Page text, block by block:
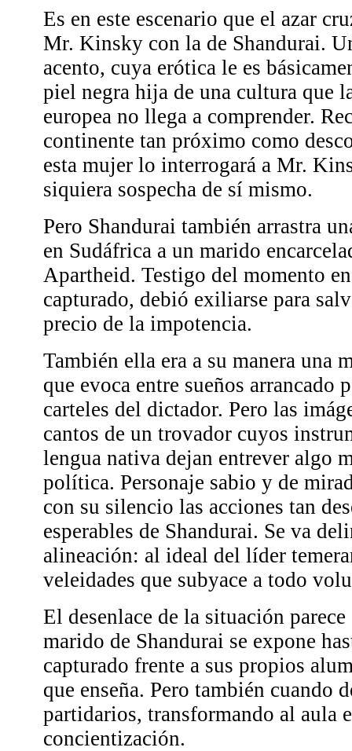
Es en este escenario que el azar
Mr. Kinsky con la de Shandurai.
acento, cuya erótica le es
piel negra hija de una cultura que
europea no llega a comprender.
continente tan próximo como
esta mujer lo interrogará a Mr.
siquiera sospecha de sí mismo.
Pero Shandurai también arrastra
en Sudáfrica a un marido
Apartheid. Testigo del momento
capturado, debió exiliarse para
precio de la impotencia.
También ella era a su manera una
que evoca entre sueños arrancado
carteles del dictador. Pero las
cantos de un trovador cuyos
lengua nativa dejan entrever algo
política. Personaje sabio y de
con su silencio las acciones tan
esperables de Shandurai. Se va
alineación: al ideal del líder
veleidades que subyace a todo
El desenlace de la situación
marido de Shandurai se expone
capturado frente a sus propios
que enseña. Pero también cuando
partidarios, transformando al aula
concientización.